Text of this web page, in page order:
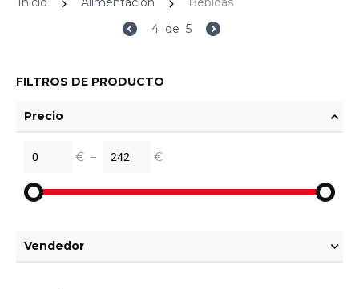
4 de 5
FILTROS DE PRODUCTO
Precio
€ – €
Vendedor